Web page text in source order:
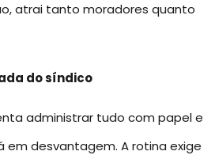
atrai tanto moradores quanto
do síndico
administrar tudo com papel e
em desvantagem. A rotina exige